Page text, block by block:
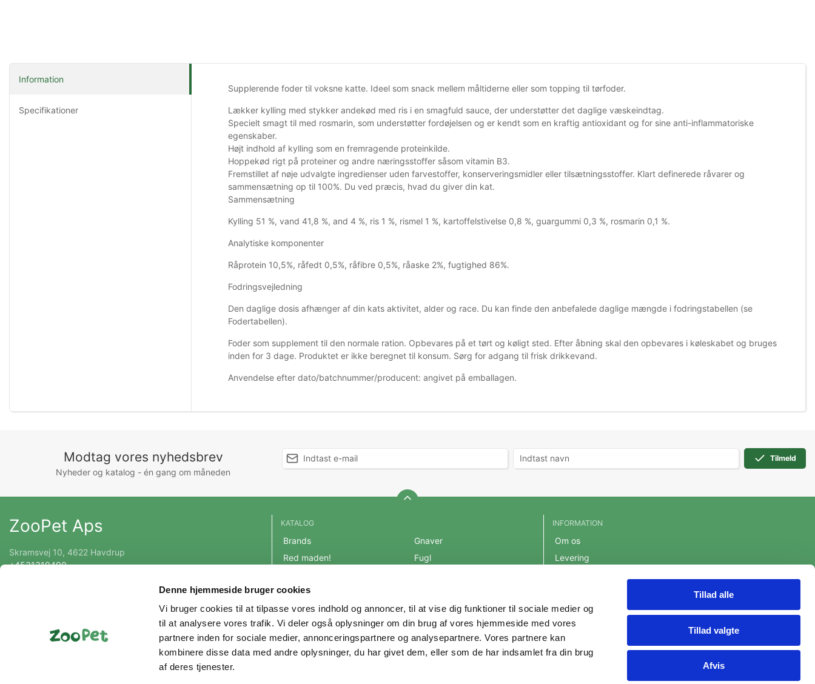
Denne hjemmeside bruger cookies
Vi bruger cookies til at tilpasse vores indhold og annoncer, til at vise dig funktioner til sociale medier og
til at analysere vores trafik. Vi deler også oplysninger om din brug af vores hjemmeside med vores
partnere inden for sociale medier, annonceringspartnere og analysepartnere. Vores partnere kan
kombinere disse data med andre oplysninger, du har givet dem, eller som de har indsamlet fra din brug
af deres tjenester.
Tillad alle
Tillad valgte
Afvis
Information
Specifikationer
Supplerende foder til voksne katte. Ideel som snack mellem måltiderne eller som topping til tørfoder.
Lækker kylling med stykker andekød med ris i en smagfuld sauce, der understøtter det daglige væskeindtag.
Specielt smagt til med rosmarin, som understøtter fordøjelsen og er kendt som en kraftig antioxidant og for sine anti-inflammatoriske
egenskaber.
Højt indhold af kylling som en fremragende proteinkilde.
Hoppekød rigt på proteiner og andre næringsstoffer såsom vitamin B3.
Fremstillet af nøje udvalgte ingredienser uden farvestoffer, konserveringsmidler eller tilsætningsstoffer. Klart definerede råvarer og
sammensætning op til 100%. Du ved præcis, hvad du giver din kat.
Sammensætning
Kylling 51 %, vand 41,8 %, and 4 %, ris 1 %, rismel 1 %, kartoffelstivelse 0,8 %, guargummi 0,3 %, rosmarin 0,1 %.
Analytiske komponenter
Råprotein 10,5%, råfedt 0,5%, råfibre 0,5%, råaske 2%, fugtighed 86%.
Fodringsvejledning
Den daglige dosis afhænger af din kats aktivitet, alder og race. Du kan finde den anbefalede daglige mængde i fodringstabellen (se
Fodertabellen).
Foder som supplement til den normale ration. Opbevares på et tørt og køligt sted. Efter åbning skal den opbevares i køleskabet og bruges
inden for 3 dage. Produktet er ikke beregnet til konsum. Sørg for adgang til frisk drikkevand.
Anvendelse efter dato/batchnummer/producent: angivet på emballagen.
Modtag vores nyhedsbrev
Nyheder og katalog - én gang om måneden
Tilmeld
ZooPet Aps
Skramsvej 10, 4622 Havdrup
+4531319490
KATALOG
Brands
Red maden!
Mest populære varer
OUTLET
Hund
Kat
Gnaver
Fugl
Hest
Andre Dyr
Veterinærfoder
INFORMATION
Om os
Levering
Persondatapolitik
Fortrydelsesret